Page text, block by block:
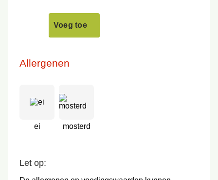
Voeg toe
Allergenen
ei mosterd
Let op: